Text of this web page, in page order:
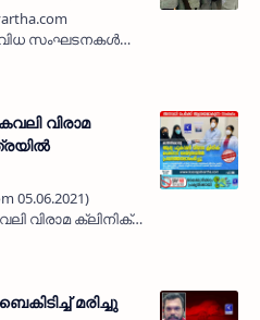
സംഘടനകൾ
വിരാമ
05.06.2021)
വിരാമ ക്ലിനിക്
സാമൂഹിക
മരിച്ചു